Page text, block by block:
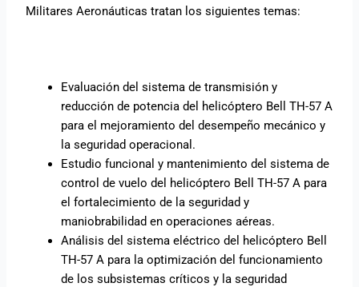
Militares Aeronáuticas tratan los siguientes temas:
Evaluación del sistema de transmisión y
reducción de potencia del helicóptero Bell TH-57 A
para el mejoramiento del desempeño mecánico y
la seguridad operacional.
Estudio funcional y mantenimiento del sistema de
control de vuelo del helicóptero Bell TH-57 A para
el fortalecimiento de la seguridad y
maniobrabilidad en operaciones aéreas.
Análisis del sistema eléctrico del helicóptero Bell
TH-57 A para la optimización del funcionamiento
de los subsistemas críticos y la seguridad